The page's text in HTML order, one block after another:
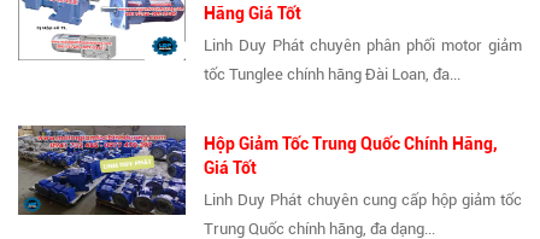
Hãng Giá Tốt
Linh Duy Phát chuyên phân phối motor giảm
tốc Tunglee chính hãng Đài Loan, đa...
Hộp Giảm Tốc Trung Quốc Chính Hãng,
Giá Tốt
Linh Duy Phát chuyên cung cấp hộp giảm tốc
Trung Quốc chính hãng, đa dạng...